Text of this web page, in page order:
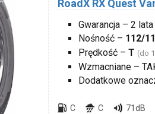
RoadX RX Quest
Gwarancja – 2 lata
Nośność – 112/
Prędkość – T (do
Wzmacniane –
Dodatkowe
C C 71dB